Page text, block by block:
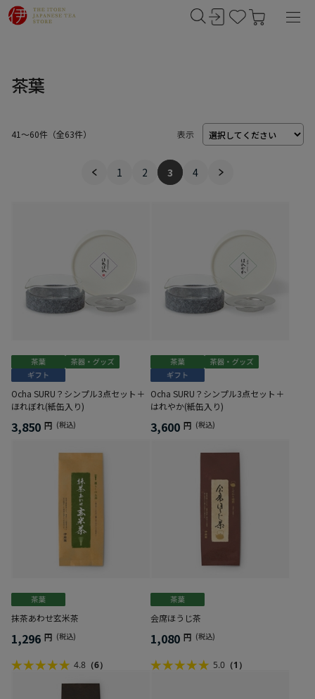
茶葉
表示
41～60件 （ 63件）
1 2 3 4
Ocha SURU？シンプル3点セット＋
ほれぼれ(紙缶入り)
3,850 円 (税込)
Ocha SURU？シンプル3点セット＋
はれやか(紙缶入り)
3,600 円 (税込)
抹茶あわせ玄米茶
1,296 円 (税込)
4.8 （6）
会席ほうじ茶
1,080 円 (税込)
5.0 （1）